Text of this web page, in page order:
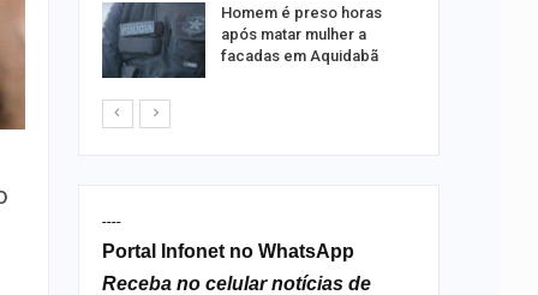
Homem é preso horas
após matar mulher a
facadas em Aquidabã
----
Portal Infonet no WhatsApp
Receba no celular notícias de